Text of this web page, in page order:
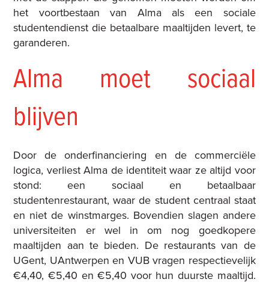
het voortbestaan van Alma als een sociale
studentendienst die betaalbare maaltijden levert, te
garanderen.
Alma moet sociaal
blijven
Door de onderfinanciering en de commerciële
logica, verliest Alma de identiteit waar ze altijd voor
stond: een sociaal en betaalbaar
studentenrestaurant, waar de student centraal staat
en niet de winstmarges. Bovendien slagen andere
universiteiten er wel in om nog goedkopere
maaltijden aan te bieden. De restaurants van de
UGent, UAntwerpen en VUB vragen respectievelijk
€4,40, €5,40 en €5,40 voor hun duurste maaltijd.